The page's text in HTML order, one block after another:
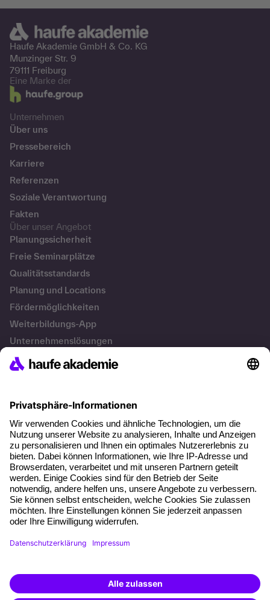
Haufe Akademie GmbH & Co. KG
Munzinger Str. 9
79111 Freiburg
Eine Marke der
Unternehmen
Über uns
Pressebereich
Karriere
Referenzen
Soziale Verantwortung
Fakten
Über unser Angebot
Planungssicherheit
Freie Seminarplätze
Qualitätsstandards
Planung und Locations
Fördermöglichkeiten
Weiterbildungs-App
Unternehmenslösungen
Potenzialanalyse
Coaching
Kontakt & Support
Kontakt
FAQs
+49 761 595339-00
AGB
Impressum
Datenschutz